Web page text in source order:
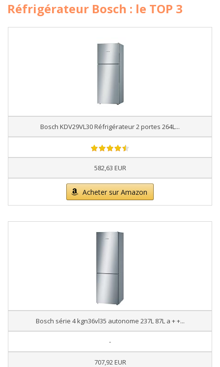
Réfrigérateur Bosch : le TOP 3
Bosch KDV29VL30 Réfrigérateur 2 portes 264L...
582,63 EUR
Acheter sur Amazon
Bosch série 4 kgn36vl35 autonome 237L 87L a + +...
-
707,92 EUR